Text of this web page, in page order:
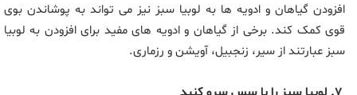
افزودن گیاهان و ادویه ها به لوبیا سبز نیز می تواند به پوشاندن بوی
قوی کمک کند. برخی از گیاهان و ادویه های مفید برای افزودن به لوبیا
سبز عبارتند از سیر، زنجبیل، آویشن و رزماری.